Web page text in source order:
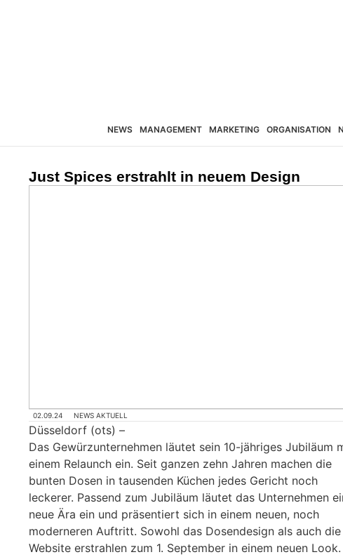
NEWS MANAGEMENT MARKETING ORGANISATION
Just Spices erstrahlt in neuem Design
02.09.24 NEWS AKTUELL
Düsseldorf (ots) –
Das Gewürzunternehmen läutet sein 10-jähriges Jubiläum
einem Relaunch ein. Seit ganzen zehn Jahren machen die
bunten Dosen in tausenden Küchen jedes Gericht noch
leckerer. Passend zum Jubiläum läutet das Unternehmen
neue Ära ein und präsentiert sich in einem neuen, noch
moderneren Auftritt. Sowohl das Dosendesign als auch die
Website erstrahlen zum 1. September in einem neuen Look.